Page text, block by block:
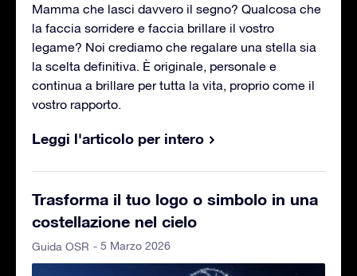
Mamma che lasci davvero il segno? Qualcosa che
la faccia sorridere e faccia brillare il vostro
legame? Noi crediamo che regalare una stella sia
la scelta definitiva. È originale, personale e
continua a brillare per tutta la vita, proprio come il
vostro rapporto.
Leggi l'articolo per intero
Trasforma il tuo logo o simbolo in una
costellazione nel cielo
Guida OSR - 5 Marzo 2026